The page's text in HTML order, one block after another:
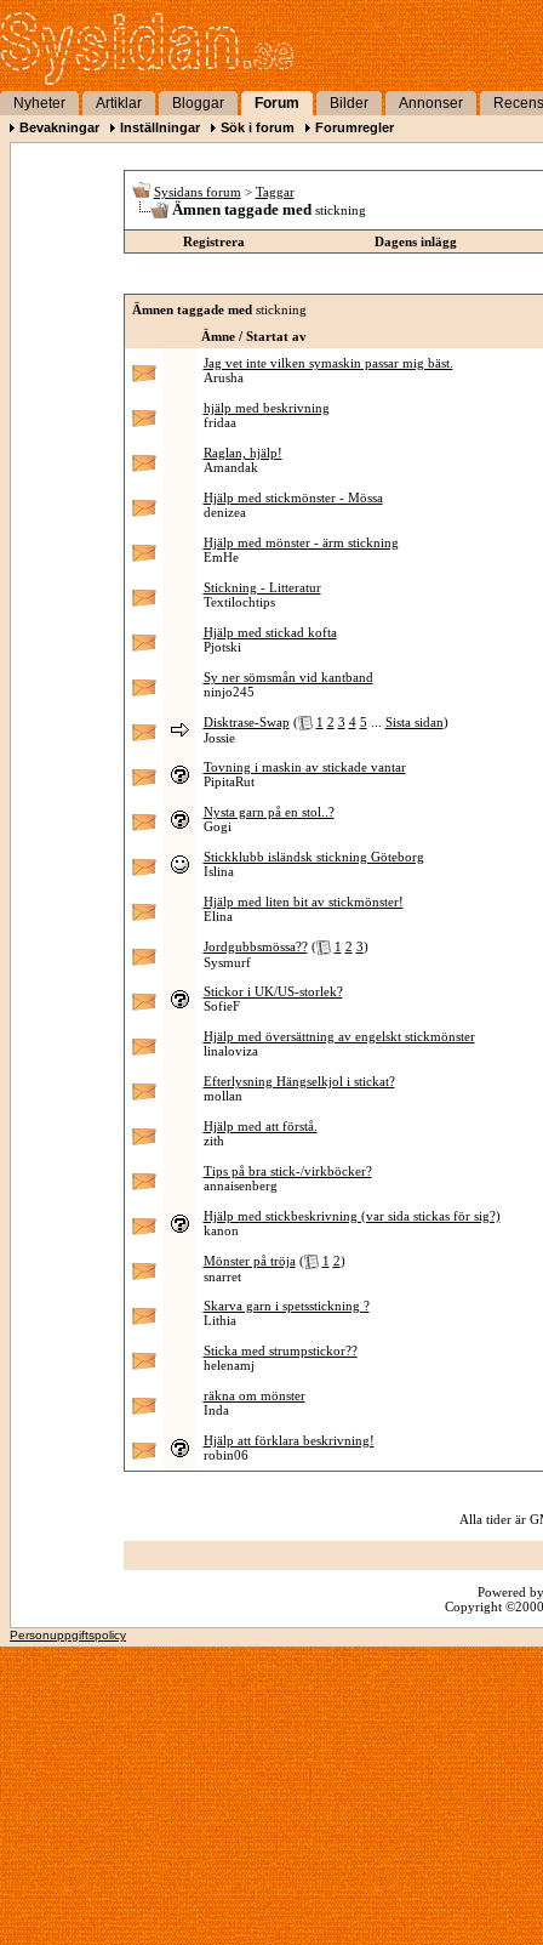
Nyheter Artiklar Bloggar Forum Bilder Annonser
Bevakningar Inställningar Sök i forum Forumregler
Sysidans forum > Taggar
Ämnen taggade med stickning
Registrera Dagens inlägg
Ämnen taggade med stickning
Ämne / Startat av
Jag vet inte vilken symaskin passar mig bäst.
Arusha
hjälp med beskrivning
fridaa
Raglan, hjälp!
Amandak
Hjälp med stickmönster - Mössa
denizea
Hjälp med mönster - ärm stickning
EmHe
Stickning - Litteratur
Textilochtips
Hjälp med stickad kofta
Pjotski
Sy ner sömsmån vid kantband
ninjo245
Disktrase-Swap ( 1 2 3 4 5 Sista sidan)
Jossie
Tovning i maskin av stickade vantar
PipitaRut
Nysta garn på en stol..?
Gogi
Stickklubb isländsk stickning Göteborg
Islina
Hjälp med liten bit av stickmönster!
Elina
Jordgubbsmössa?? ( 1 2 3)
Sysmurf
Stickor i UK/US-storlek?
SofieF
Hjälp med översättning av engelskt stickmönster
linaloviza
Efterlysning Hängselkjol i stickat?
mollan
Hjälp med att förstå.
zith
Tips på bra stick-/virkböcker?
annaisenberg
Hjälp med stickbeskrivning (var sida stickas för sig?)
kanon
Mönster på tröja ( 1 2)
snarret
Skarva garn i spetsstickning ?
Lithia
Sticka med strumpstickor??
helenamj
räkna om mönster
Inda
Hjälp att förklara beskrivning!
robin06
Alla tider är
Powered
Copyright
Personuppgiftspolicy